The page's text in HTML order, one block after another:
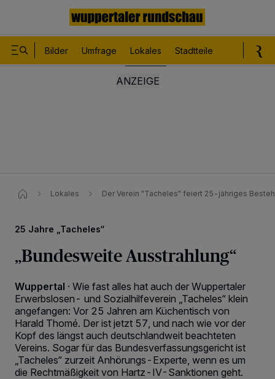
Bilder Umfrage Lokales Stadtteile
Lokales Der Verein "Tacheles" feiert 25-jähriges
25 Jahre „Tacheles“
„Bundesweite Ausstrahlung“
Wuppertal · Wie fast alles hat auch der Wuppertaler
Erwerbslosen- und Sozialhilfeverein „Tacheles“ klein
angefangen: Vor 25 Jahren am Küchentisch von
Harald Thomé. Der ist jetzt 57, und nach wie vor der
Kopf des längst auch deutschlandweit beachteten
Vereins. Sogar für das Bundesverfassungsgericht ist
„Tacheles“ zurzeit Anhörungs-Experte, wenn es um
die Rechtmäßigkeit von Hartz-IV-Sanktionen geht.